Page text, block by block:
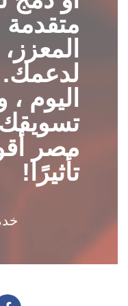
متقدمة
لدعمك.
اليوم
مصر
تأثيرًا!